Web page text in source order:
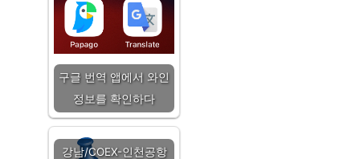
구글 번역 앱에서 와인
정보를 확인하다
강남/COEX-인천공항